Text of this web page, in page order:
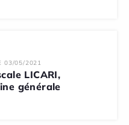
03/05/2021
LICARI,
générale